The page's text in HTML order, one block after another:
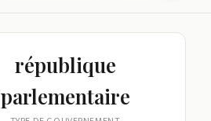
république
parlementaire